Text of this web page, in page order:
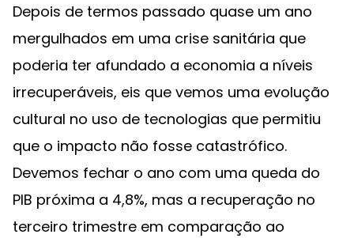
Depois de termos passado quase um ano
mergulhados em uma crise sanitária que
poderia ter afundado a economia a níveis
irrecuperáveis, eis que vemos uma evolução
cultural no uso de tecnologias que permitiu
que o impacto não fosse catastrófico.
Devemos fechar o ano com uma queda do
PIB próxima a 4,8%, mas a recuperação no
terceiro trimestre em comparação ao